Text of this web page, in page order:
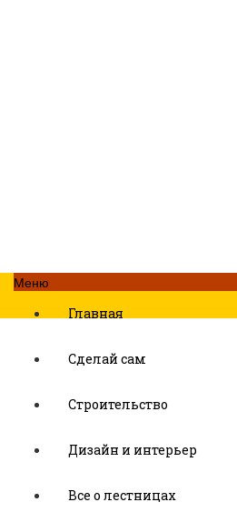
Меню
Главная
Сделай сам
Строительство
Дизайн и интерьер
Все о лестницах